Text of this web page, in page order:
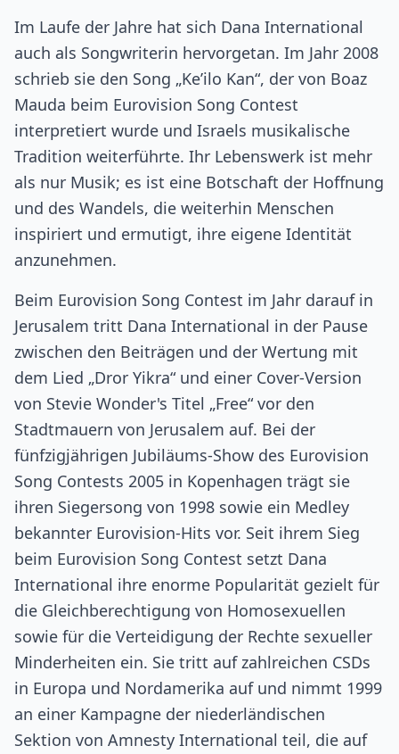
Im Laufe der Jahre hat sich Dana International
auch als Songwriterin hervorgetan. Im Jahr 2008
schrieb sie den Song „Ke’ilo Kan“, der von Boaz
Mauda beim Eurovision Song Contest
interpretiert wurde und Israels musikalische
Tradition weiterführte. Ihr Lebenswerk ist mehr
als nur Musik; es ist eine Botschaft der Hoffnung
und des Wandels, die weiterhin Menschen
inspiriert und ermutigt, ihre eigene Identität
anzunehmen.
Beim Eurovision Song Contest im Jahr darauf in
Jerusalem tritt Dana International in der Pause
zwischen den Beiträgen und der Wertung mit
dem Lied „Dror Yikra“ und einer Cover-Version
von Stevie Wonder's Titel „Free“ vor den
Stadtmauern von Jerusalem auf. Bei der
fünfzigjährigen Jubiläums-Show des Eurovision
Song Contests 2005 in Kopenhagen trägt sie
ihren Siegersong von 1998 sowie ein Medley
bekannter Eurovision-Hits vor. Seit ihrem Sieg
beim Eurovision Song Contest setzt Dana
International ihre enorme Popularität gezielt für
die Gleichberechtigung von Homosexuellen
sowie für die Verteidigung der Rechte sexueller
Minderheiten ein. Sie tritt auf zahlreichen CSDs
in Europa und Nordamerika auf und nimmt 1999
an einer Kampagne der niederländischen
Sektion von Amnesty International teil, die auf